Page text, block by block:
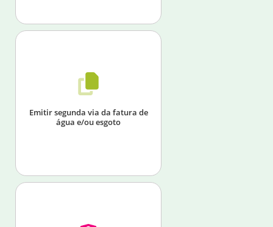
Emitir segunda via da fatura de
água e/ou esgoto